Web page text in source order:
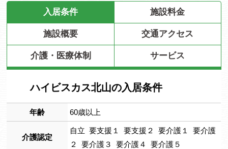
入居条件 施設料金
施設概要 交通アクセス
介護・医療体制 サービス
ハイビスカス北山の入居条件
年齢 60歳以上
介護認定
自立 要支援１ 要支援２ 要介護１ 要介護
２ 要介護３ 要介護４ 要介護５